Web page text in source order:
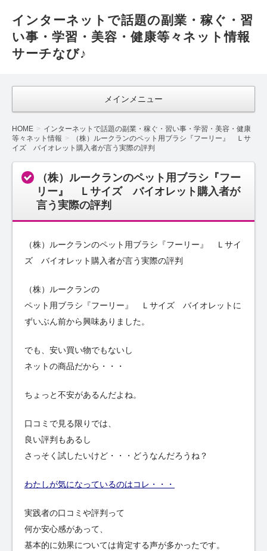
インターネットで話題の副業・稼ぐ・習
い事・学習・美容・健康等々ネット情報
サーチなび♪
メインメニュー
HOME
インターネットで話題の副業・稼ぐ・習い事・学習・美容・健康
等々ネット情報
（株）ルークランのペット用ブラシ『フーリー』 Ｌサ
イズ バイオレット購入者が言う実際の評判
（株）ルークランのペット用ブラシ『フー
リー』 Ｌサイズ バイオレット購入者が
言う実際の評判
（株）ルークランのペット用ブラシ『フーリー』 Ｌサイ
ズ バイオレット購入者が言う実際の評判
（株）ルークランの
ペット用ブラシ『フーリー』 Ｌサイズ バイオレットに
ずいぶん前から興味ありました。
でも、安い買い物でもないし
ネットの商品だから・・・
ちょっと不安があるんだよね。
口コミで見る限りでは、
良い評判もあるし
さっそく試したいけど・・・どうなんだろうね？
わたしが気になっているのはコレ・・・
実践者の口コミや評判って
何か安心感があって、
基本的に効果については肯定する声が多かったです。